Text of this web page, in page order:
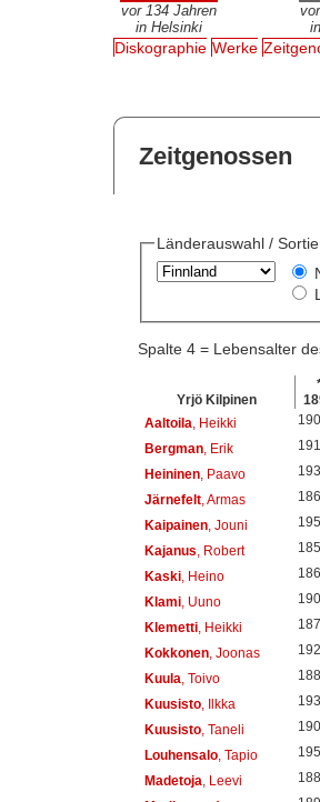
vor 134 Jahren
in Helsinki
Diskographie Werke
Zeitgenossen
Länderauswahl /
Spalte 4 = Lebensalter
Yrjö Kilpinen
Aaltoila , Heikki
Bergman, Erik
Heininen, Paavo
Järnefelt, Armas
Kaipainen, Jouni
Kajanus , Robert
Kaski, Heino
Klami, Uuno
Klemetti, Heikki
Kokkonen, Joonas
Kuula , Toivo
Kuusisto, Ilkka
Kuusisto, Taneli
Louhensalo, Tapio
Madetoja , Leevi